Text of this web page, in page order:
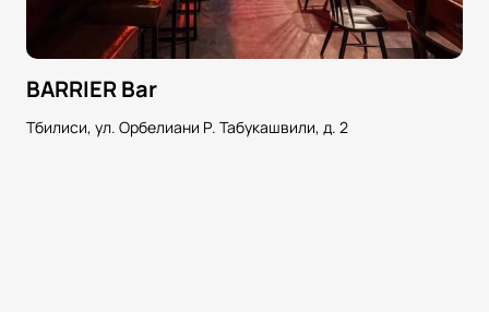
BARRIER Bar
Тбилиси, ул. Орбелиани Р. Табукашвили, д. 2